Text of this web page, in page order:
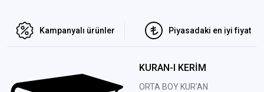
Kampanyalı ürünler Piyasadaki en iyi fiyat
KURAN-I KERİM
ORTA BOY KUR'AN